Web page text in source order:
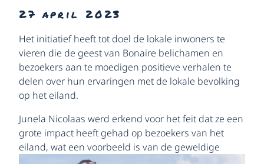
27 april 2023
Het initiatief heeft tot doel de lokale inwoners te
vieren die de geest van Bonaire belichamen en
bezoekers aan te moedigen positieve verhalen te
delen over hun ervaringen met de lokale bevolking
op het eiland.
Junela Nicolaas werd erkend voor het feit dat ze een
grote impact heeft gehad op bezoekers van het
eiland, wat een voorbeeld is van de geweldige